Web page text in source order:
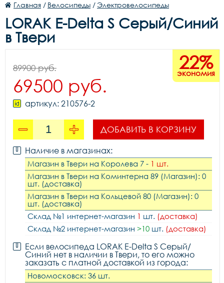
Главная / Велосипеды / Электровелосипеды
LORAK E-Delta S Серый/Синий
в Твери
22%
экономия
89900 руб.
69500 руб.
артикул: 210576-2
ДОБАВИТЬ В КОРЗИНУ
Наличие в магазинах:
Магазин в Твери на Королева 7 - 1 шт.
Магазин в Твери на Коминтерна 89 (Магазин): 0
шт. (доставка)
Магазин в Твери на Кольцевой 80 (Магазин): 0
шт. (доставка)
Склад №1 интернет-магазин 1 шт. (доставка)
Склад №2 интернет-магазин >10 шт. (доставка)
Если велосипеда LORAK E-Delta S Серый/
Синий нет в наличии в Твери, то его можно
заказать с платной доставкой из города:
Новомосковск: 36 шт.